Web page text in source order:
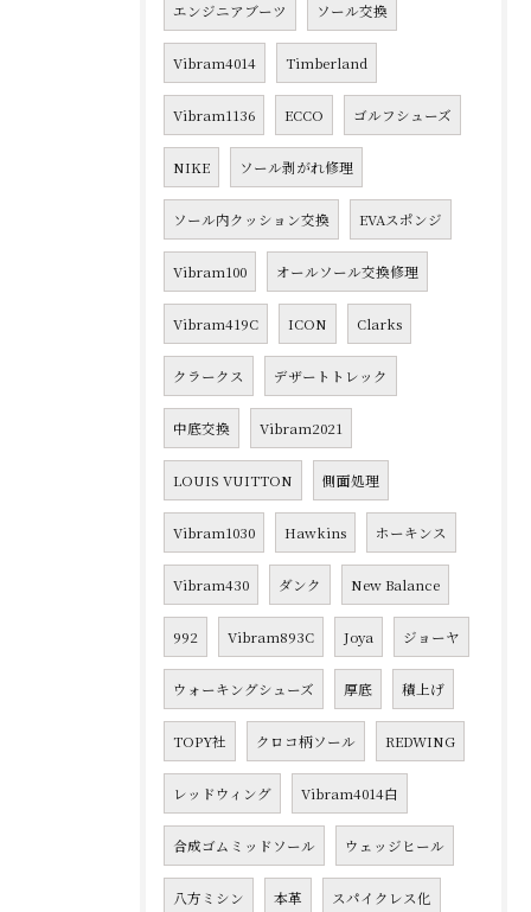
エンジニアブーツ ソール交換
Vibram4014 Timberland
Vibram1136 ECCO ゴルフシューズ
NIKE ソール剥がれ修理
ソール内クッション交換 EVAスポンジ
Vibram100 オールソール交換修理
Vibram419C ICON Clarks
クラークス デザートトレック
中底交換 Vibram2021
LOUIS VUITTON 側面処理
Vibram1030 Hawkins ホーキンス
Vibram430 ダンク New Balance
992 Vibram893C Joya ジョーヤ
ウォーキングシューズ 厚底 積上げ
TOPY社 クロコ柄ソール REDWING
レッドウィング Vibram4014白
合成ゴムミッドソール ウェッジヒール
八方ミシン 本革 スパイクレス化